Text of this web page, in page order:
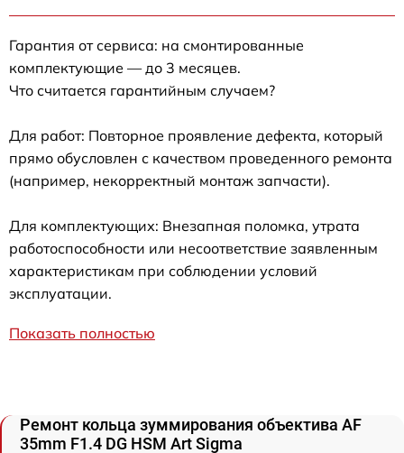
Гарантия от сервиса: на смонтированные
комплектующие — до 3 месяцев.
Что считается гарантийным случаем?
Для работ: Повторное проявление дефекта, который
прямо обусловлен с качеством проведенного ремонта
(например, некорректный монтаж запчасти).
Для комплектующих: Внезапная поломка, утрата
работоспособности или несоответствие заявленным
характеристикам при соблюдении условий
эксплуатации.
Показать полностью
Ремонт кольца зуммирования объектива AF
35mm F1.4 DG HSM Art Sigma